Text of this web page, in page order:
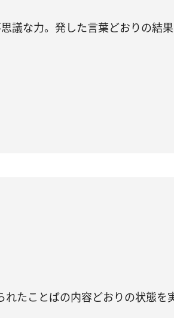
議な力。発した言葉どおりの結果
たことばの内容どおりの状態を